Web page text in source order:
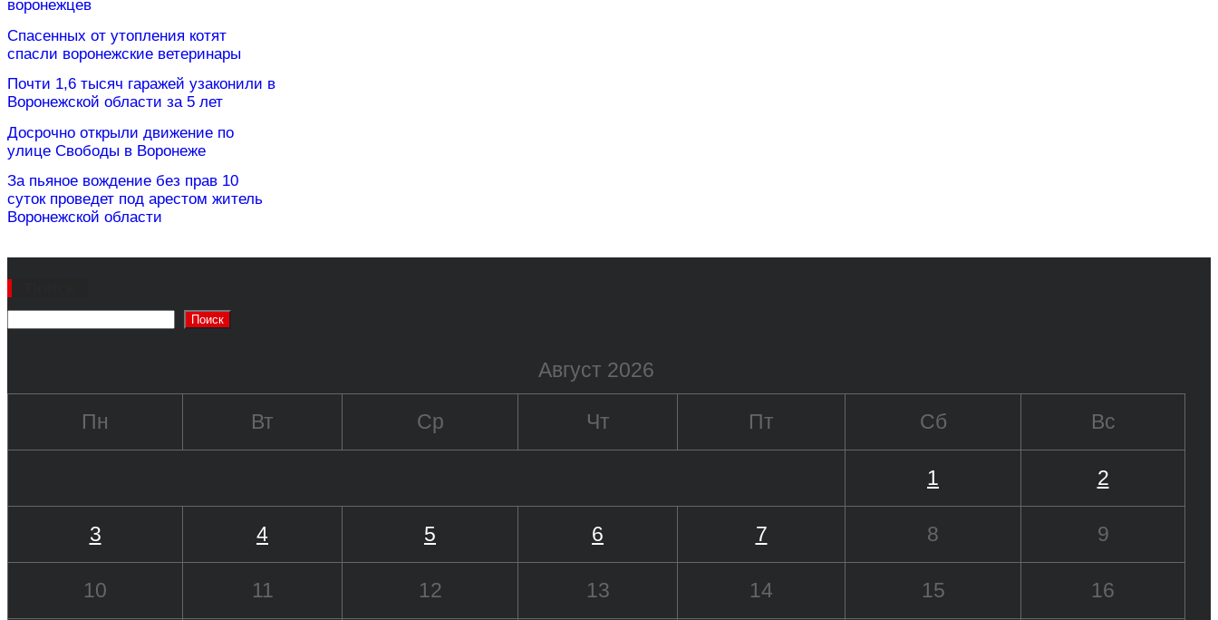
воронежцев
Спасенных от утопления котят
спасли воронежские ветеринары
Почти 1,6 тысяч гаражей узаконили в
Воронежской области за 5 лет
Досрочно открыли движение по
улице Свободы в Воронеже
За пьяное вождение без прав 10
суток проведет под арестом житель
Воронежской области
Поиск
Август 2026
Пн Вт Ср Чт Пт Сб Вс
1 2
3 4 5 6 7 8 9
10 11 12 13 14 15 16